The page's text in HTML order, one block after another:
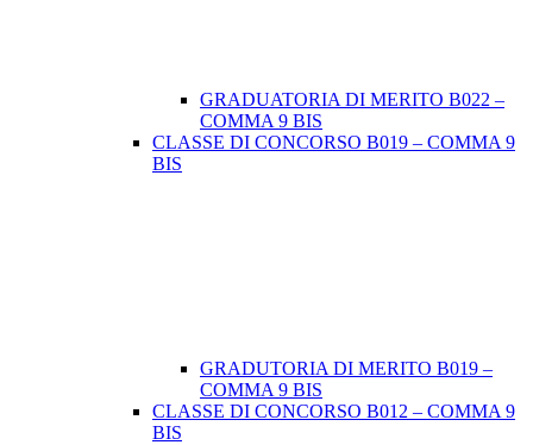
GRADUATORIA DI MERITO B022 –
COMMA 9 BIS
CLASSE DI CONCORSO B019 – COMMA 9
BIS
GRADUTORIA DI MERITO B019 –
COMMA 9 BIS
CLASSE DI CONCORSO B012 – COMMA 9
BIS